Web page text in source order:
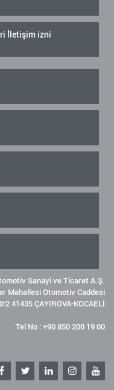
İletişim izni
Sanayi ve Ticaret A.Ş.
Mahallesi Otomotiv Caddesi
41435 ÇAYIROVA-KOCAELİ
Tel No : +90 850 200 19 00